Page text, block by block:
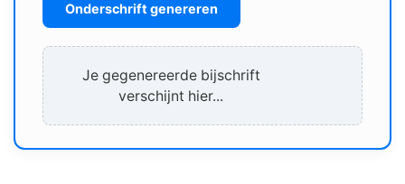
Onderschrift genereren
Je gegenereerde bijschrift
verschijnt hier...